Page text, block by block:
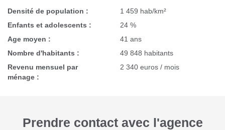
Densité de population :
1 459 hab/km²
Enfants et adolescents :
24 %
Age moyen :
41 ans
Nombre d'habitants :
49 848 habitants
Revenu mensuel par
ménage :
2 340 euros / mois
Prendre contact avec l'agence